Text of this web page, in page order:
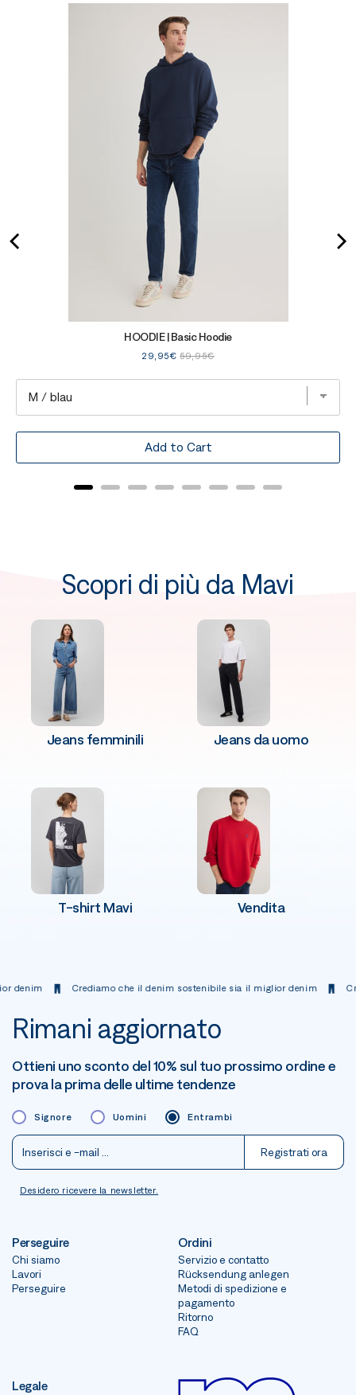
HOODIE | Basic Hoodie
Sale
29,95€ Original
59,95€
Add to Cart
Scopri di più da Mavi
Jeans femminili Jeans da uomo
T-shirt Mavi Vendita
Crediamo che il denim sostenibile sia il miglior denim
Rimani aggiornato
Ottieni uno sconto del 10% sul tuo prossimo ordine e
prova la prima delle ultime tendenze
Signore Uomini Entrambi
Registrati ora
Desidero ricevere la newsletter.
Perseguire
Chi siamo
Lavori
Perseguire
Ordini
Servizio e contatto
Rücksendung anlegen
Metodi di spedizione e
pagamento
Ritorno
FAQ
Legale